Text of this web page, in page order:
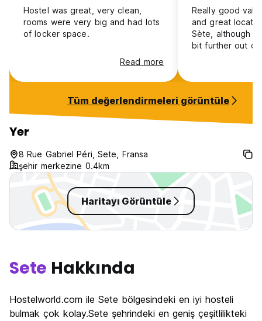
Hostel was great, very clean,
rooms were very big and had lots
of locker space.
Read more
Really good
and great
Sète, although
bit further out of
even had a cute
curtains. Great
only space for
Lovely outside
Tüm değerlendirmeleri görüntüle
Yer
8 Rue Gabriel Péri, Sete, Fransa
şehir merkezine 0.4km
Haritayı Görüntüle
Sete Hakkında
Hostelworld.com ile Sete bölgesindeki en iyi hosteli
bulmak çok kolay.Sete şehrindeki en geniş çeşitlilikteki